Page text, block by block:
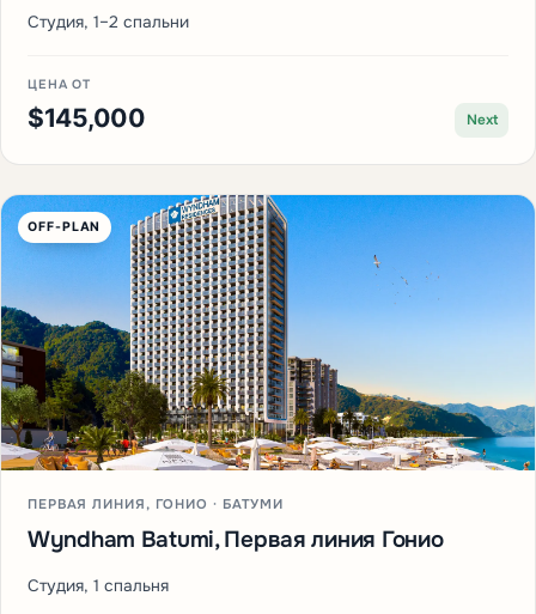
Студия, 1–2 спальни
ЦЕНА ОТ
$145,000 Next
OFF-PLAN
ПЕРВАЯ ЛИНИЯ, ГОНИО · БАТУМИ
Wyndham Batumi, Первая линия Гонио
Студия, 1 спальня